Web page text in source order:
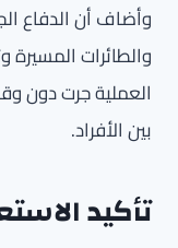
وأضاف أن الدفاع
والطائرات
العملية جرت دون
بين الأفراد.
تأكيد